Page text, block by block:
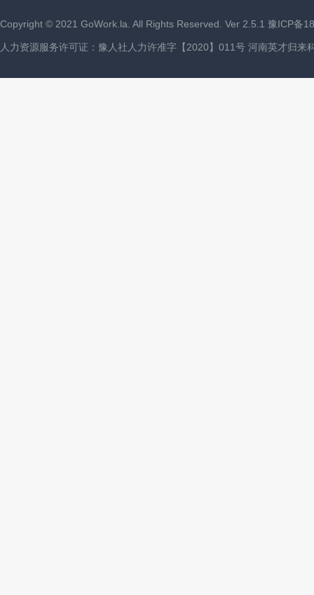
Copyright © 2021 GoWork.la. All Rights Reserved. Ver 2.5.1 豫ICP备
人力资源服务许可证：豫人社人力许准字【2020】011号 河南英才归来